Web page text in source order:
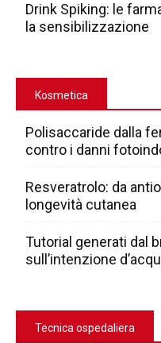
Drink Spiking: le
la sensibilizzazione
Kosmetica
Polisaccaride dalla
contro i danni
Resveratrolo: da
longevità cutanea
Tutorial generati dal
sull’intenzione
Tecnica ospedaliera